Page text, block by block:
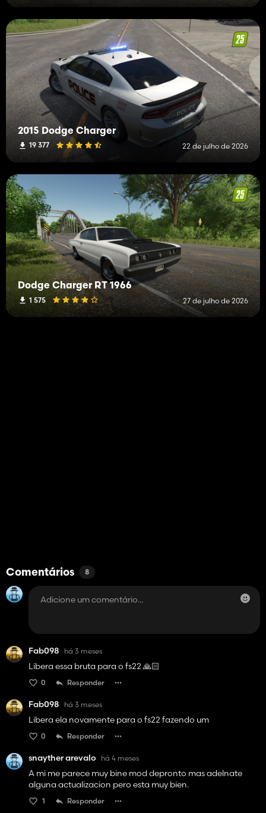
2015 Dodge Charger
19 377 22 de julho de 2026
Dodge Charger RT 1966
1 575 27 de julho de 2026
Comentários 8
Fab098 há 3 meses
Libera essa bruta para o fs22 🙏🏻
0 Responder
Fab098 há 3 meses
Libera ela novamente para o fs22 fazendo um
0 Responder
snayther arevalo há 4 meses
A mi me parece muy bine mod depronto mas adelnate
alguna actualizacion pero esta muy bien.
1 Responder